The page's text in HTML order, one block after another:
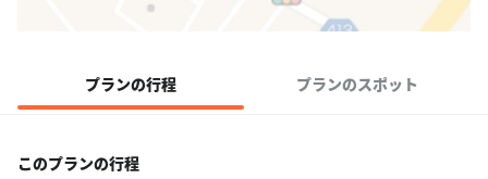
プランの行程 プランのスポット
このプランの行程